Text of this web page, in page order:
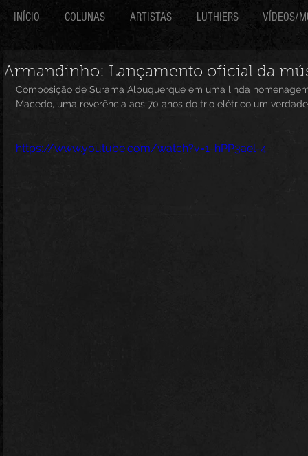
INÍCIO COLUNAS ARTISTAS LUTHIERS VÍDEOS/
Armandinho: Lançamento oficial da
Composição de Surama Albuquerque em uma linda
Macedo, uma reverência aos 70 anos do trio elétrico um
https://www.youtube.com/watch?v=1-hPP3ael-4